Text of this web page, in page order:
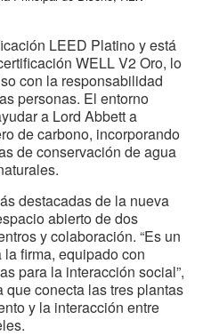
LEED Platino y está
WELL V2 Oro, lo
con la responsabilidad
personas. El entorno
a Lord Abbett a
de carbono, incorporando
de conservación de agua
destacadas de la nueva
abierto de dos
y colaboración. “Es un
firma, equipado con
para la interacción social”,
conecta las tres plantas
y la interacción entre